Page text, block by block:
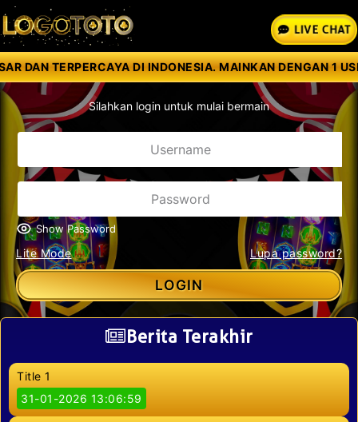
LIVE CHAT
DAN TERPERCAYA DI INDONESIA. MAINKAN DENGAN 1
Silahkan login untuk mulai bermain
Show Password
Lite Mode Lupa password?
LOGIN
Berita Terakhir
Title 1
31-01-2026 13:06:59